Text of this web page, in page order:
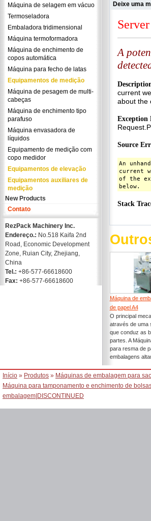
Máquina de selagem em vácuo
Termoseladora
Embaladora tridimensional
Máquina termoformadora
Máquina de enchimento de
copos automática
Máquina para fecho de latas
Equipamentos de medição
Máquina de pesagem de multi-
cabeças
Máquina de enchimento tipo
parafuso
Máquina envasadora de
líquidos
Equipamento de medição com
copo medidor
Equipamentos de elevação
Equipamentos auxiliares de
medição
New Products
Contato
RezPack Machinery Inc.
Endereço.: No.518 Kaifa 2nd
Road, Economic Development
Zone, Ruian City, Zhejiang,
China
Tel.: +86-577-66618600
Fax: +86-577-66618600
Deixe uma
Máquina de
de papel A4
O principal
através de uma
que conduz as
partes. A
para resma de
embalagens
Início » Produtos » Máquinas de embalagem para
Máquina para tamponamento e enchimento de
embalagem DISCONTINUED